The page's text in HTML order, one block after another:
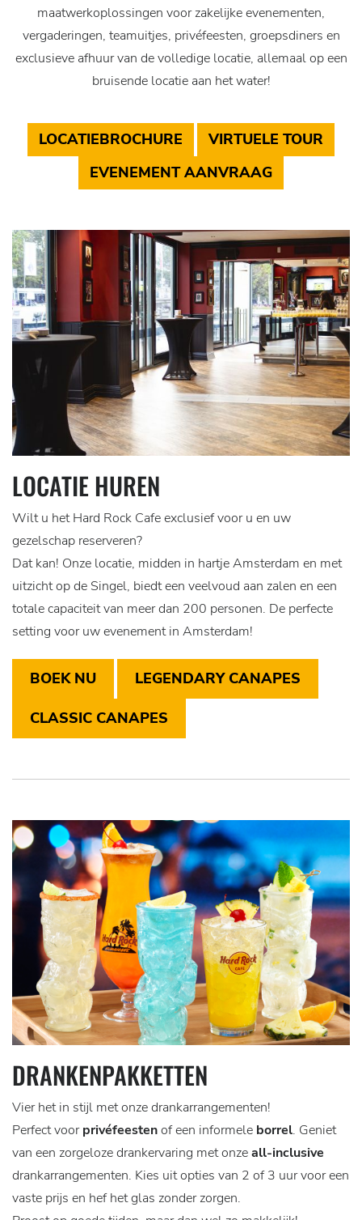
maatwerkoplossingen voor zakelijke evenementen,
vergaderingen, teamuitjes, privéfeesten, groepsdiners en
exclusieve afhuur van de volledige locatie, allemaal op een
bruisende locatie aan het water!
LOCATIEBROCHURE
VIRTUELE TOUR
EVENEMENT AANVRAAG
LOCATIE HUREN
Wilt u het Hard Rock Cafe exclusief voor u en uw
gezelschap reserveren?
Dat kan! Onze locatie, midden in hartje Amsterdam en met
uitzicht op de Singel, biedt een veelvoud aan zalen en een
totale capaciteit van meer dan 200 personen. De perfecte
setting voor uw evenement in Amsterdam!
BOEK NU LEGENDARY CANAPES
CLASSIC CANAPES
DRANKENPAKKETTEN
Vier het in stijl met onze drankarrangementen!
Perfect voorprivéfeestenof een informele borrel. Geniet
van een zorgeloze drankervaring met onzeall-inclusive
drankarrangementen. Kies uit opties van 2 of 3 uur voor een
vaste prijs en hef het glas zonder zorgen.